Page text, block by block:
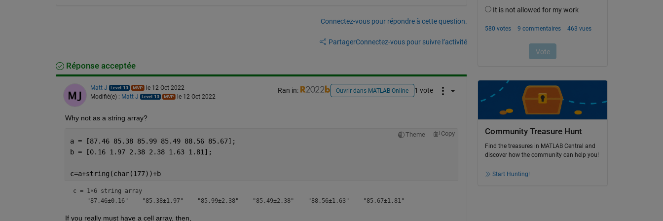
Connectez-vous pour répondre à cette question.
PartagerConnectez-vous pour suivre l’activité
Réponse acceptée
Matt J
le 12 Oct 2022
Modifié(e) : Matt J le 12 Oct 2022
Ran in: Ouvrir dans MATLAB Online 1 vote
Why not as a string array?
Theme Copy
a = [87.46 85.38 85.99 85.49 88.56 85.67];
b = [0.16 1.97 2.38 2.38 1.63 1.81];
c=a+string(char(177))+b
c = 1×6 string array
If you really must have a cell array, then,
Community Treasure Hunt
Find the treasures in MATLAB Central and
discover how the community can help you!
Start Hunting!